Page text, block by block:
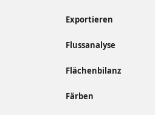
Exportieren
Flussanalyse
Flächenbilanz
Färben